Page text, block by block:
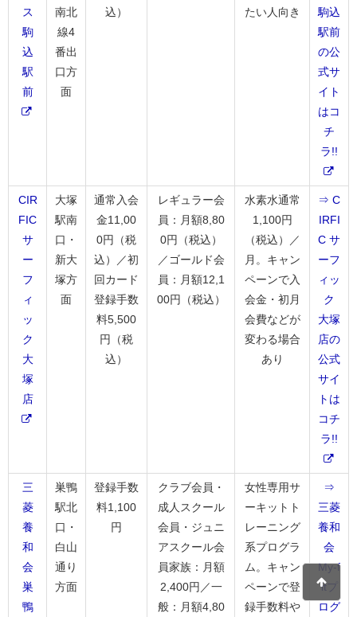
ス
駒
込
駅
前
南北
線4
番出
口方
面
込）
たい人向き
駒込
駅前
の公
式サ
イト
はコ
チ
ラ!!
CIR
FIC
サ
ー
フ
ィ
ッ
ク
大
塚
店
大塚
駅南
口・
新大
塚方
面
通常入会
金11,00
0円（税
込）／初
回カード
登録手数
料5,500
円（税
込）
レギュラー会
員：月額8,80
0円（税込）
／ゴールド会
員：月額12,1
00円（税込）
水素水通常
1,100円
（税込）／
月。キャン
ペーンで入
会金・初月
会費などが
変わる場合
あり
⇒ C
IRFI
C サ
ーフ
ィッ
ク
大塚
店の
公式
サイ
トは
コチ
ラ!!
三
菱
養
和
会
巣
鴨
巣鴨
駅北
口・
白山
通り
方面
登録手数
料1,100
円
クラブ会員・
成人スクール
会員・ジュニ
アスクール会
員家族：月額
2,400円／一
般：月額4,80
女性専用サ
ーキットト
レーニング
系プログラ
ム。キャン
ペーンで登
録手数料や
⇒
三菱
養和
会
My-f
itプ
ログ